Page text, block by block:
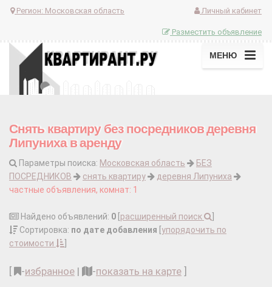
Регион: Московская область Личный кабинет
Разместить объявление
МЕНЮ
Снять квартиру без посредников деревня
Липуниха в аренду
Параметры поиска: Московская область
БЕЗ
ПОСРЕДНИКОВ
снять квартиру
деревня Липуниха
частные объявления, комнат: 1
Найдено объявлений: 0 расширенный поиск
Сортировка: по дате добавления упорядочить по
стоимости
-избранное | -показать на карте